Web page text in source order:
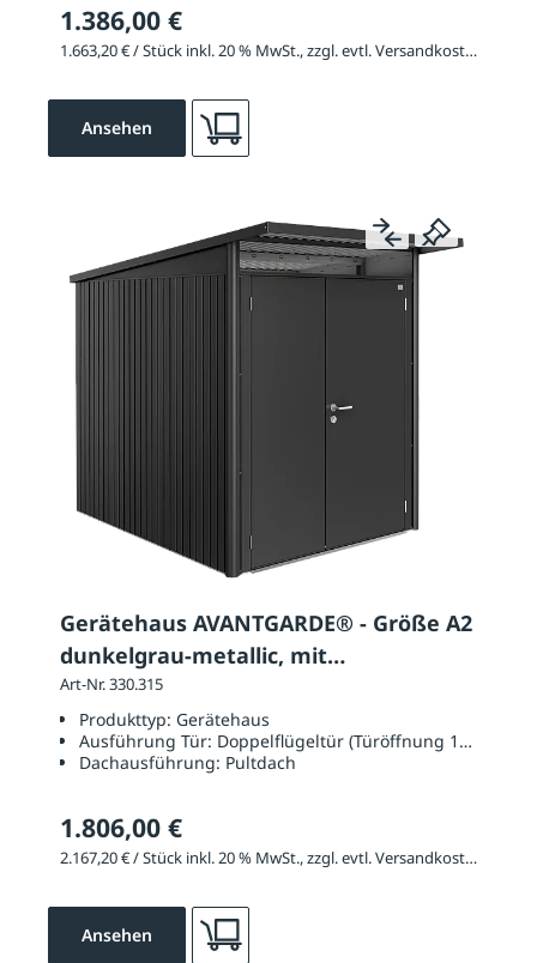
1.386,00 €
1.663,20 € / Stück inkl. 20 % MwSt., zzgl. evtl. Versandkosten
Ansehen
Gerätehaus AVANTGARDE® - Größe A2
dunkelgrau-metallic, mit
Doppelflügeltür
Art-Nr. 330.315
Produkttyp: Gerätehaus
Ausführung Tür: Doppelflügeltür (Türöffnung 1390 x
Dachausführung: Pultdach
1.806,00 €
2.167,20 € / Stück inkl. 20 % MwSt., zzgl. evtl. Versandkosten
Ansehen